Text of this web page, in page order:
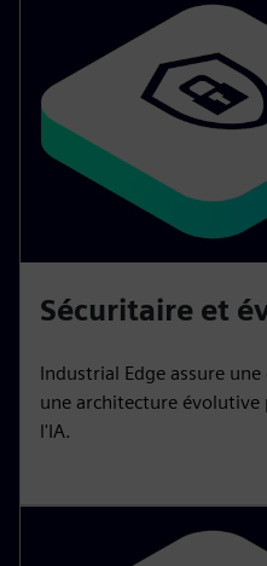
Sécuritaire et
Industrial Edge assure
une architecture
l'IA.